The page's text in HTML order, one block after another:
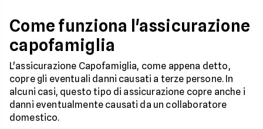
Come funziona l'assicurazione
capofamiglia
L'assicurazione Capofamiglia, come appena detto,
copre gli eventuali danni causati a terze persone. In
alcuni casi, questo tipo di assicurazione copre anche i
danni eventualmente causati da un collaboratore
domestico.